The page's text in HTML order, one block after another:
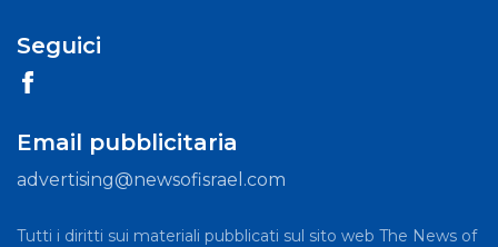
Seguici
Email pubblicitaria
advertising@newsofisrael.com
Tutti i diritti sui materiali pubblicati sul sito web The News of